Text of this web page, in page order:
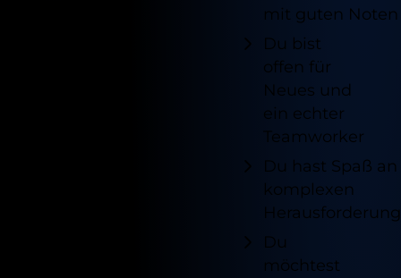
mit guten Noten
Du bist
offen für
Neues und
ein echter
Teamworker
Du hast Spaß an
komplexen
Du
möchtest